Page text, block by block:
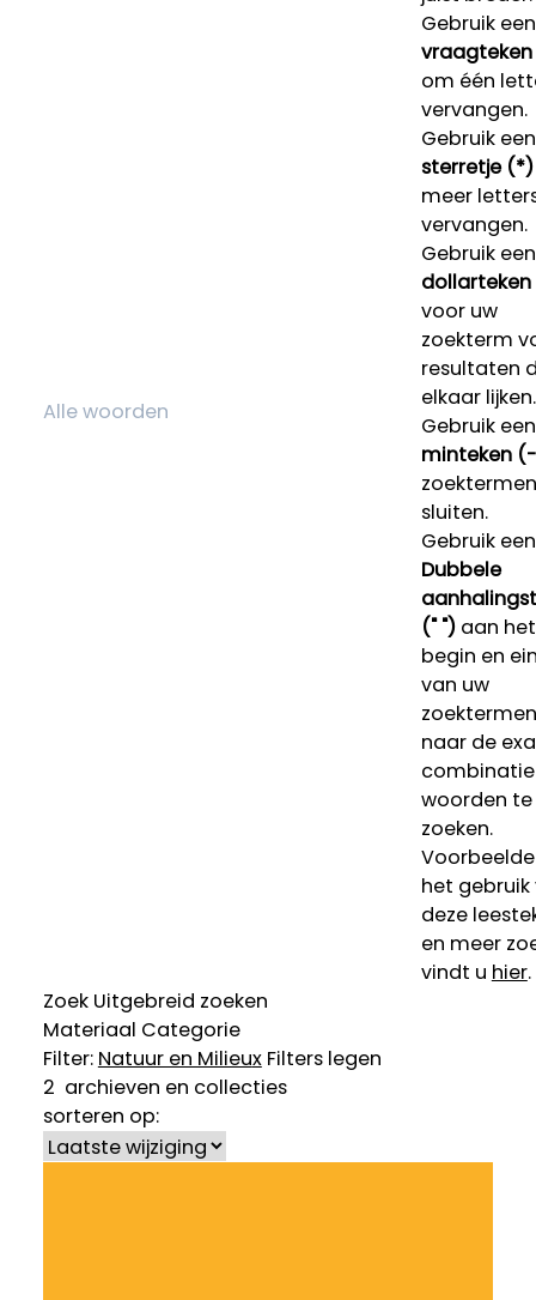
Gebruik een
om één
vervangen.
Gebruik een
sterretje (*)
meer
vervangen.
Gebruik een
voor uw
zoekterm
resultaten
elkaar lijken.
Gebruik een
minteken
sluiten.
Gebruik een
Dubbele
(" ")aan het
begin en
van uw
naar de
woorden te
zoeken.
het gebruik
deze
en meer
vindt u hier.
Zoek Uitgebreid zoeken
Materiaal Categorie
Filter: Natuur en Milieux Filters legen
2 archieven en collecties
sorteren op: